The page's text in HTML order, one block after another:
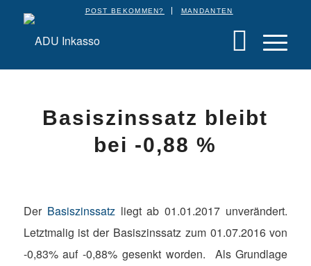
POST BEKOMMEN? MANDANTEN
Basiszinssatz bleibt
bei -0,88 %
Der Basiszinssatz liegt ab 01.01.2017 unverändert.
Letztmalig ist der Basiszinssatz zum 01.07.2016 von
-0,83% auf -0,88% gesenkt worden. Als Grundlage